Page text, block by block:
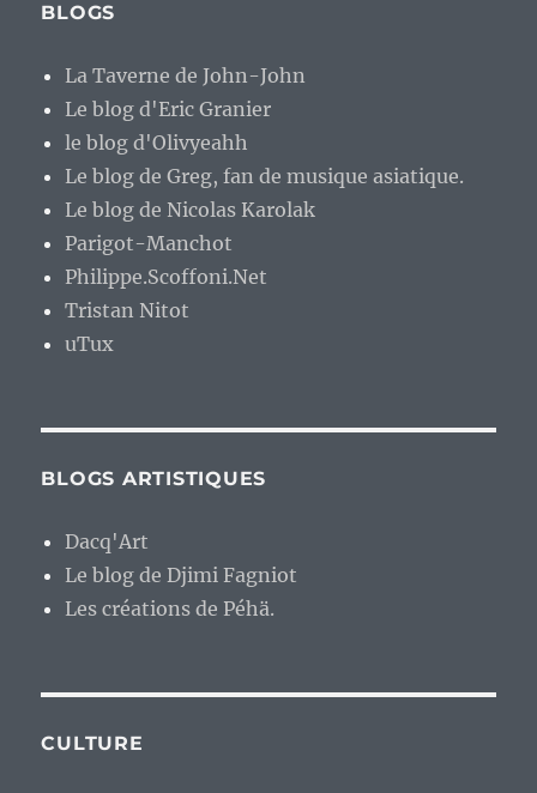
BLOGS
La Taverne de John-John
Le blog d'Eric Granier
le blog d'Olivyeahh
Le blog de Greg, fan de musique asiatique.
Le blog de Nicolas Karolak
Parigot-Manchot
Philippe.Scoffoni.Net
Tristan Nitot
uTux
BLOGS ARTISTIQUES
Dacq'Art
Le blog de Djimi Fagniot
Les créations de Péhä.
CULTURE